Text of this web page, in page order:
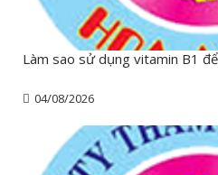
Làm sao sử dụng vitamin B1
04/08/2026